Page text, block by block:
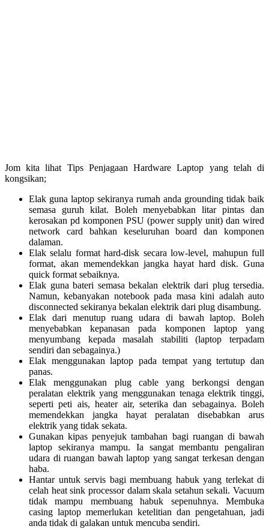
Jom kita lihat Tips Penjagaan Hardware Laptop yang telah di
kongsikan;
Elak guna laptop sekiranya rumah anda grounding tidak baik
semasa guruh kilat. Boleh menyebabkan litar pintas dan
kerosakan pd komponen PSU (power supply unit) dan wired
network card bahkan keseluruhan board dan komponen
dalaman.
Elak selalu format hard-disk secara low-level, mahupun full
format, akan memendekkan jangka hayat hard disk. Guna
quick format sebaiknya.
Elak guna bateri semasa bekalan elektrik dari plug tersedia.
Namun, kebanyakan notebook pada masa kini adalah auto
disconnected sekiranya bekalan elektrik dari plug disambung.
Elak dari menutup ruang udara di bawah laptop. Boleh
menyebabkan kepanasan pada komponen laptop yang
menyumbang kepada masalah stabiliti (laptop terpadam
sendiri dan sebagainya.)
Elak menggunakan laptop pada tempat yang tertutup dan
panas.
Elak menggunakan plug cable yang berkongsi dengan
peralatan elektrik yang menggunakan tenaga elektrik tinggi,
seperti peti ais, heater air, seterika dan sebagainya. Boleh
memendekkan jangka hayat peralatan disebabkan arus
elektrik yang tidak sekata.
Gunakan kipas penyejuk tambahan bagi ruangan di bawah
laptop sekiranya mampu. Ia sangat membantu pengaliran
udara di ruangan bawah laptop yang sangat terkesan dengan
haba.
Hantar untuk servis bagi membuang habuk yang terlekat di
celah heat sink processor dalam skala setahun sekali. Vacuum
tidak mampu membuang habuk sepenuhnya. Membuka
casing laptop memerlukan ketelitian dan pengetahuan, jadi
anda tidak di galakan untuk mencuba sendiri.